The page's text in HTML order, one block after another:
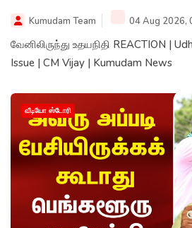
Kumudam Team 04 Aug 2026,
வேனிலிருந்து உதயநிதி REACTION |
Issue | CM Vijay | Kumudam News
வீடியோ ஸ்டோரி